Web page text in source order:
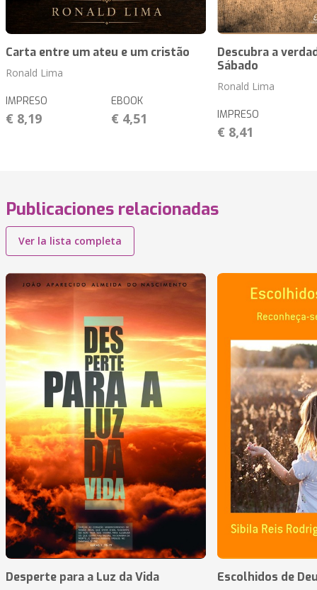
Carta entre um ateu e um cristão
Ronald Lima
IMPRESO
€ 8,19
EBOOK
€ 4,51
Descubra a
Sábado
Ronald Lima
IMPRESO
€ 8,41
Publicaciones relacionadas
Ver la lista completa
Desperte para a Luz da Vida Escolhidos de